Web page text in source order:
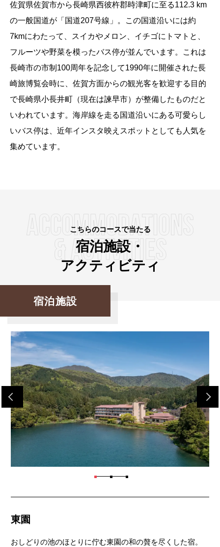
佐賀県佐賀市から長崎県西彼杵郡時津町に至る112.3 km
の一般国道が「国道207号線」。この国道沿いには約
7kmにわたって、スイカやメロン、イチゴにトマトと、
フルーツや野菜を模ったバス停が並んでいます。これは
長崎市の市制100周年を記念して1990年に開催された長
崎旅博覧会時に、佐賀方面からの観光客を歓迎する目的
で長崎県小長井町（現在は諫早市）が整備したものだと
いわれています。海岸線を走る国道沿いにある可愛らし
いバス停は、近年インスタ映えスポットとしても人気を
集めています。
こちらのコースで当たる
宿泊施設・
アクティビティ
宿泊施設
東園
おしどりの池のほとりに佇む東園の和の贅を尽くした宿。